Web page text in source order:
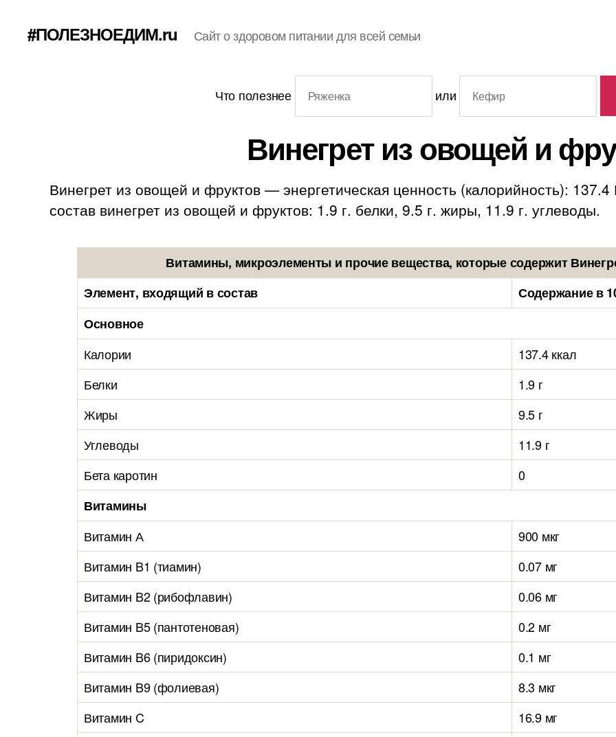
#ПОЛЕЗНОЕДИМ.ru Сайт о здоровом питании для всей семьи
Что полезнее или
Винегрет из овощей и
Винегрет из овощей и фруктов — энергетическая ценность (калорийность):
состав винегрет из овощей и фруктов: 1.9 г. белки, 9.5 г. жиры, 11.9 г. углеводы.
Витамины, микроэлементы и прочие вещества, которые содержит
Элемент, входящий в состав
Содержание в
Основное
Калории
137.4 ккал
Белки
1.9 г
Жиры
9.5 г
Углеводы
11.9 г
Бета каротин
0
Витамины
Витамин А
900 мкг
Витамин B1 (тиамин)
0.07 мг
Витамин B2 (рибофлавин)
0.06 мг
Витамин B5 (пантотеновая)
0.2 мг
Витамин B6 (пиридоксин)
0.1 мг
Витамин B9 (фолиевая)
8.3 мкг
Витамин C
16.9 мг